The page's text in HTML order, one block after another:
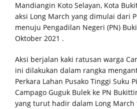
Mandiangin Koto Selayan, Kota
aksi Long March yang dimulai dari
menuju Pengadilan Negeri (PN)
Oktober 2021 .
Aksi berjalan kaki ratusan warga
ini dilakukan dalam rangka
Perkara Lahan Pusako Tinggi Suku
Campago Guguk Bulek ke PN
yang turut hadir dalam Long